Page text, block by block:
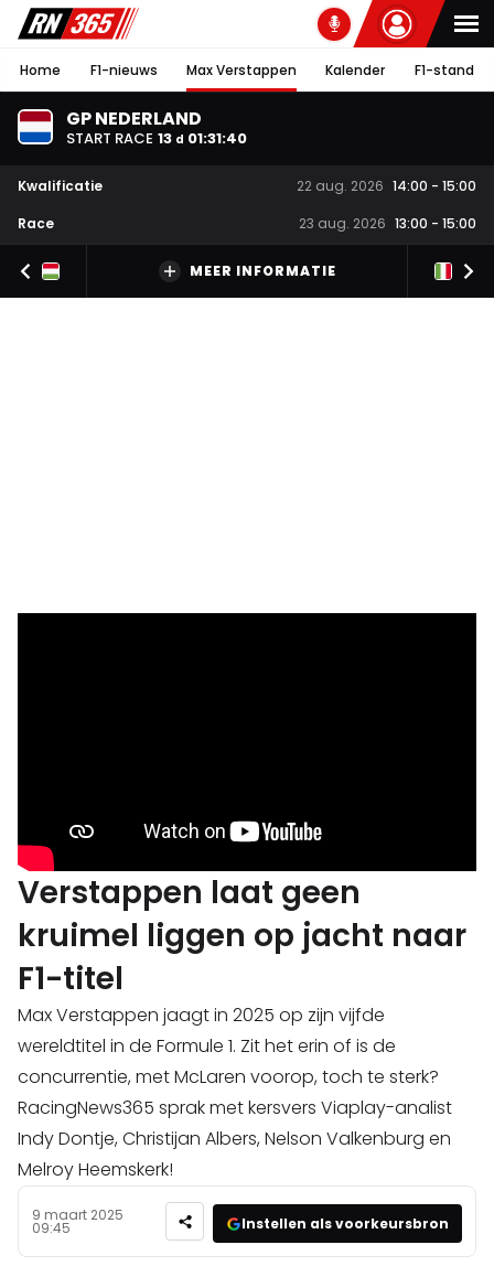
Home F1-nieuws Max Verstappen Kalender F1-stand
GP NEDERLAND
START RACE 13 d 01:31:39
Kwalificatie 22 aug. 2026 14:00 - 15:00
Race
23 aug. 2026 13:00 - 15:00
MEER INFORMATIE
Verstappen laat geen
kruimel liggen op jacht naar
F1-titel
Max Verstappen jaagt in 2025 op zijn vijfde
wereldtitel in de Formule 1. Zit het erin of is de
concurrentie, met McLaren voorop, toch te sterk?
RacingNews365 sprak met kersvers Viaplay-analist
Indy Dontje, Christijan Albers, Nelson Valkenburg en
Melroy Heemskerk!
9 maart 2025
09:45 Instellen als voorkeursbron